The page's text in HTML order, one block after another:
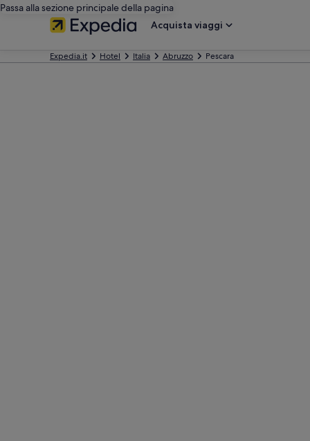
Passa alla sezione principale della pagina
Acquista viaggi
Expedia.it Hotel Italia Abruzzo Pescara